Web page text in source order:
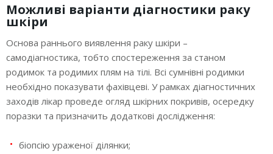
Можливі варіанти діагностики раку
шкіри
Основа раннього виявлення раку шкіри –
самодіагностика, тобто спостереження за станом
родимок та родимих ​​плям на тілі. Всі сумнівні родимки
необхідно показувати фахівцеві. У рамках діагностичних
заходів лікар проведе огляд шкірних покривів, осередку
поразки та призначить додаткові дослідження:
біопсію ураженої ділянки;